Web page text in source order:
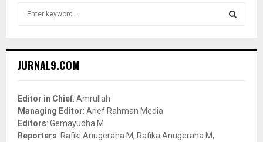
h
o
r
:
JURNAL9.COM
Editor in Chief: Amrullah
Managing Editor: Arief Rahman Media
Editors: Gemayudha M
Reporters: Rafiki Anugeraha M, Rafika Anugeraha M,